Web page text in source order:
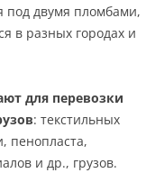
под двумя пломбами,
в разных городах и
для перевозки
: текстильных
пенопласта,
и др., грузов.